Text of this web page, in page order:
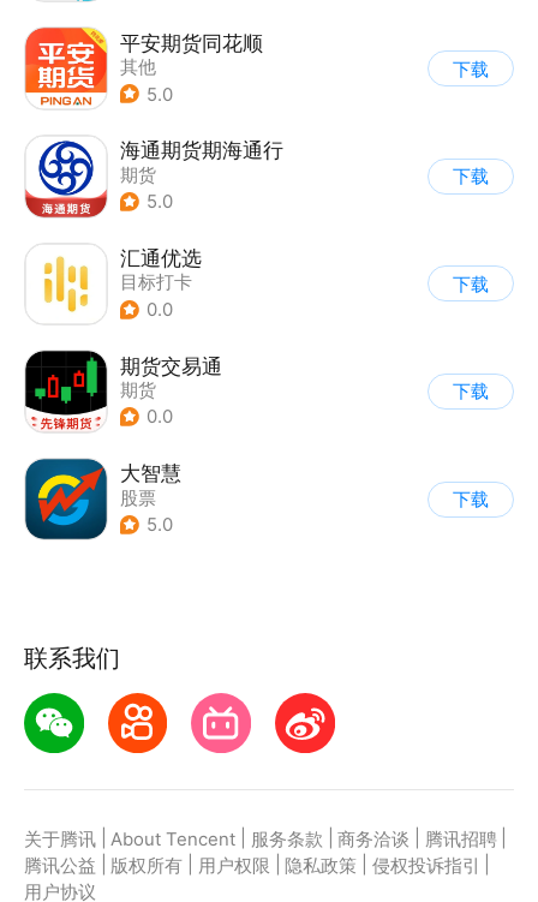
平安期货同花顺
其他
5.0
下载
海通期货期海通行
期货
5.0
下载
汇通优选
目标打卡
0.0
下载
期货交易通
期货
0.0
下载
大智慧
股票
5.0
下载
联系我们
关于腾讯 About Tencent 服务条款 商务洽谈 腾讯招聘
腾讯公益
版权所有 用户权限 隐私政策 侵权投诉指引
用户协议